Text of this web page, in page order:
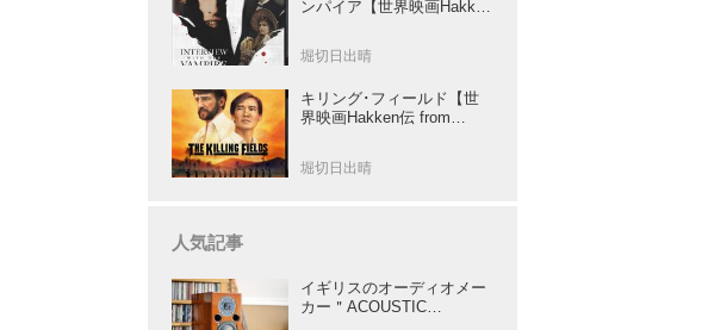
ンパイア【世界映画Hakken
督吸血鬼ホラー
堀切日出晴
キリング･フィールド【世
界映画Hakken伝 from
さぶる傑作
堀切日出晴
人気記事
イギリスのオーディオメー
カー＂ACOUSTIC